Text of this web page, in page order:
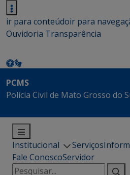
ir para conteúdoir para
Ouvidoria Transparência
PCMS
Polícia Civil de Mato Grosso do
Institucional Serviços
Fale ConoscoServidor
Pesquisar